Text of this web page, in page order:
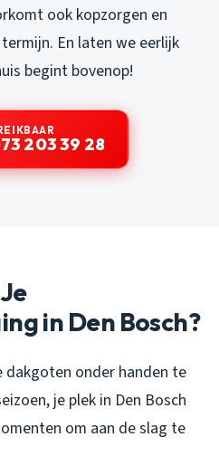
ook kopzorgen en
En laten we eerlijk
begint bovenop!
203 39 28
in Den Bosch?
onder handen te
je plek in Den Bosch
om aan de slag te